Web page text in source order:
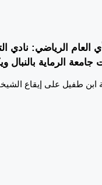
العام الرياضي: نادي
جامعة الرماية